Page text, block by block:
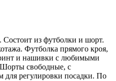
Состоит из футболки и шорт.
Футболка прямого кроя,
и нашивки с любимыми
свободные, с
регулировки посадки. По